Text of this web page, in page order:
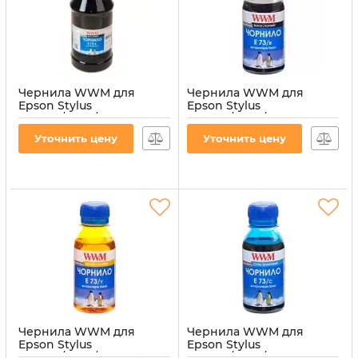
Чернила WWM для
Epson Stylus
CX3700/TX119/TX419 1000г
Black водорастворимые
(E73/B-4)
Уточнить цену
Чернила WWM для
Epson Stylus
CX3700/TX119/TX419 100г
Black водорастворимые
(E73/B-2)
Уточнить цену
Чернила WWM для
Epson Stylus
Чернила WWM для
Epson Stylus